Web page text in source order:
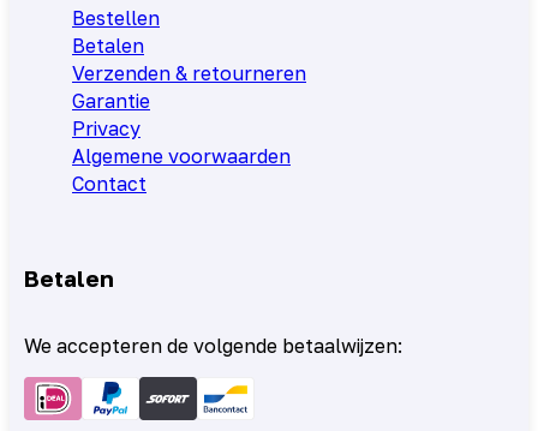
Bestellen
Betalen
Verzenden & retourneren
Garantie
Privacy
Algemene voorwaarden
Contact
Betalen
We accepteren de volgende betaalwijzen: